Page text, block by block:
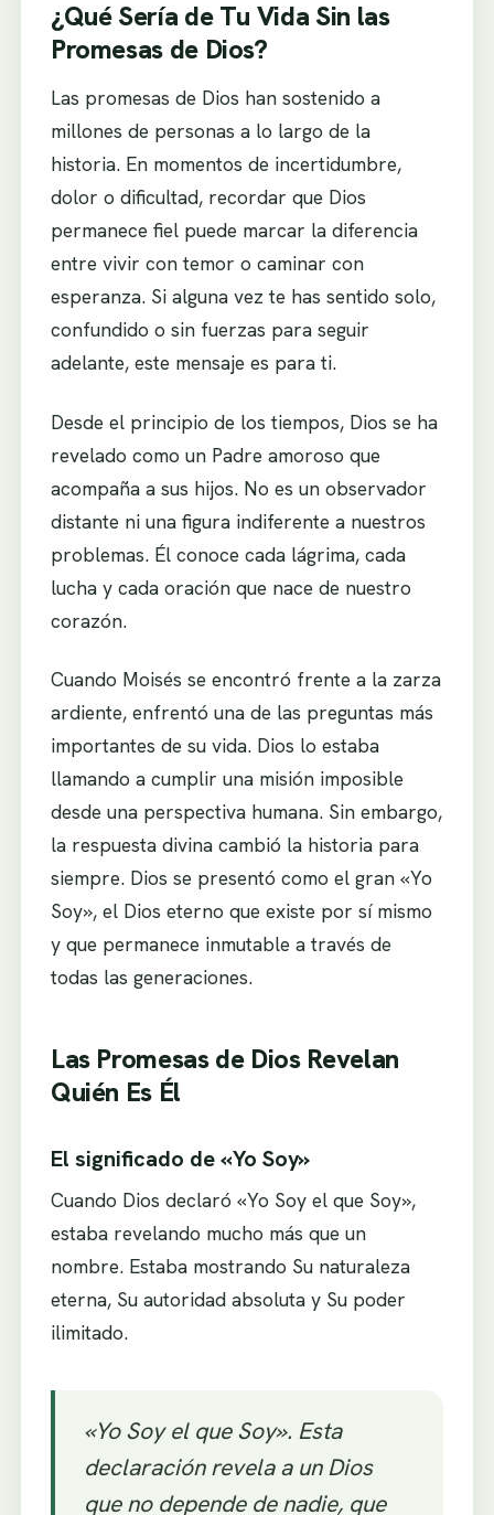
¿Qué Sería de Tu Vida Sin las
Promesas de Dios?
Las promesas de Dios han sostenido a
millones de personas a lo largo de la
historia. En momentos de incertidumbre,
dolor o dificultad, recordar que Dios
permanece fiel puede marcar la diferencia
entre vivir con temor o caminar con
esperanza. Si alguna vez te has sentido solo,
confundido o sin fuerzas para seguir
adelante, este mensaje es para ti.
Desde el principio de los tiempos, Dios se ha
revelado como un Padre amoroso que
acompaña a sus hijos. No es un observador
distante ni una figura indiferente a nuestros
problemas. Él conoce cada lágrima, cada
lucha y cada oración que nace de nuestro
corazón.
Cuando Moisés se encontró frente a la zarza
ardiente, enfrentó una de las preguntas más
importantes de su vida. Dios lo estaba
llamando a cumplir una misión imposible
desde una perspectiva humana. Sin embargo,
la respuesta divina cambió la historia para
siempre. Dios se presentó como el gran «Yo
Soy», el Dios eterno que existe por sí mismo
y que permanece inmutable a través de
todas las generaciones.
Las Promesas de Dios Revelan
Quién Es Él
El significado de «Yo Soy»
Cuando Dios declaró «Yo Soy el que Soy»,
estaba revelando mucho más que un
nombre. Estaba mostrando Su naturaleza
eterna, Su autoridad absoluta y Su poder
ilimitado.
«Yo Soy el que Soy». Esta
declaración revela a un Dios
que no depende de nadie, que